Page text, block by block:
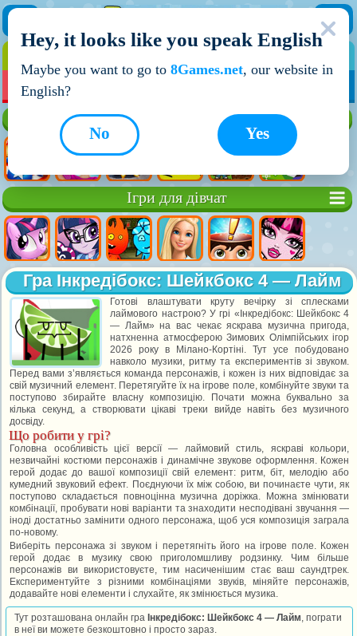
НОВІ ІГРИ
Ігри для дівчат
Гра Інкредібокс: Шейкбокс 4 — Лайм
Готові влаштувати круту вечірку зі сплесками
лаймового настрою? У грі «Інкредібокс: Шейкбокс 4
— Лайм» на вас чекає яскрава музична пригода,
натхненна атмосферою Зимових Олімпійських ігор
2026 року в Мілано-Кортіні. Тут усе побудовано
навколо музики, ритму та експериментів зі звуком.
Перед вами з’являється команда персонажів, і кожен із них відповідає за
свій музичний елемент. Перетягуйте їх на ігрове поле, комбінуйте звуки та
поступово збирайте власну композицію. Почати можна буквально за
кілька секунд, а створювати цікаві треки вийде навіть без музичного
досвіду.
Що робити у грі?
Головна особливість цієї версії — лаймовий стиль, яскраві кольори,
незвичайні костюми персонажів і динамічне звукове оформлення. Кожен
герой додає до вашої композиції свій елемент: ритм, біт, мелодію або
кумедний звуковий ефект. Поєднуючи їх між собою, ви починаєте чути, як
поступово складається повноцінна музична доріжка. Можна змінювати
комбінації, пробувати нові варіанти та знаходити несподівані звучання —
іноді достатньо замінити одного персонажа, щоб уся композиція заграла
по-новому.
Виберіть персонажа зі звуком і перетягніть його на ігрове поле. Кожен
герой додає в музику свою приголомшливу родзинку. Чим більше
персонажів ви використовуєте, тим насиченішим стає ваш саундтрек.
Експериментуйте з різними комбінаціями звуків, міняйте персонажів,
додавайте нові елементи і слухайте, як змінюється музика.
Тут розташована онлайн гра Інкредібокс: Шейкбокс 4 — Лайм, пограти
в неї ви можете безкоштовно і просто зараз.
Hey, it looks like you speak English
Maybe you want to go to 8Games.net, our website in
English?
Yes
No